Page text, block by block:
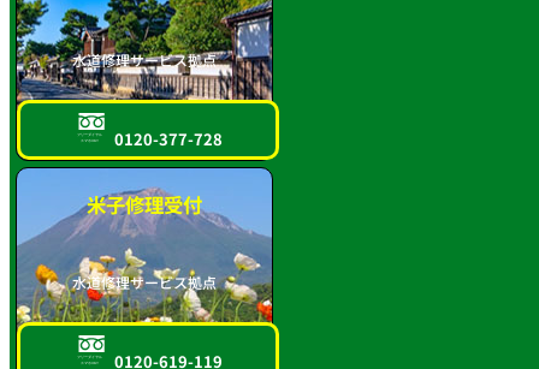
水道修理サービス拠点
フリーダイヤル
スマホOK!! 0120-377-728
米子修理受付
水道修理サービス拠点
フリーダイヤル
スマホOK!! 0120-619-119